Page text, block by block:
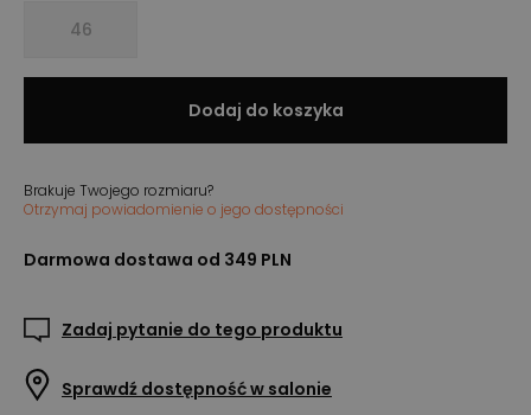
46
Dodaj do koszyka
Brakuje Twojego rozmiaru?
Otrzymaj powiadomienie o jego dostępności
Darmowa dostawa od 349 PLN
Zadaj pytanie do tego produktu
Sprawdź dostępność w salonie